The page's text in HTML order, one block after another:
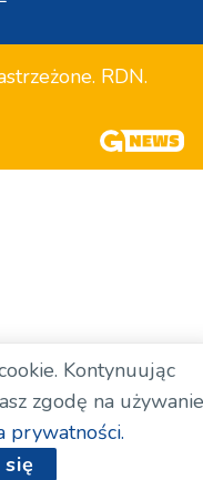
RDN.
Kontynuując
zgodę na używanie
prywatności.